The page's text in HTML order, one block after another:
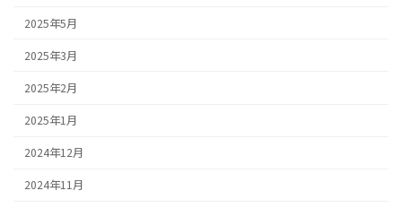
2025年5月
2025年3月
2025年2月
2025年1月
2024年12月
2024年11月